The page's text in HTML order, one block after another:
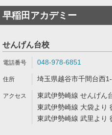
早稲田アカデミー
せんげん台校
048-978-6851
埼玉県越谷市千間台西
東武伊勢崎線 せんげん
東武伊勢崎線 大袋より
東武伊勢崎線 武里より